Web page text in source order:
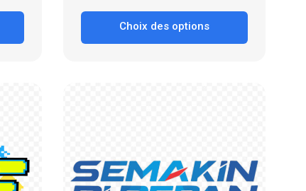
Choix des options